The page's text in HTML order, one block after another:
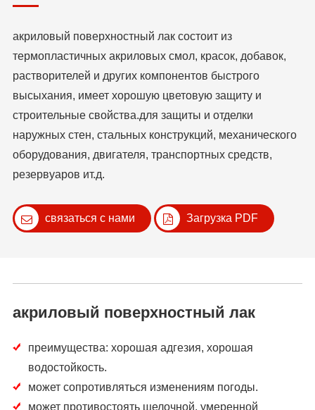
акриловый поверхностный лак состоит из
термопластичных акриловых смол, красок, добавок,
растворителей и других компонентов быстрого
высыхания, имеет хорошую цветовую защиту и
строительные свойства.для защиты и отделки
наружных стен, стальных конструкций, механического
оборудования, двигателя, транспортных средств,
резервуаров ит.д.
связаться с нами Загрузка PDF
акриловый поверхностный лак
преимущества: хорошая адгезия, хорошая
водостойкость.
может сопротивляться изменениям погоды.
может противостоять щелочной, умеренной